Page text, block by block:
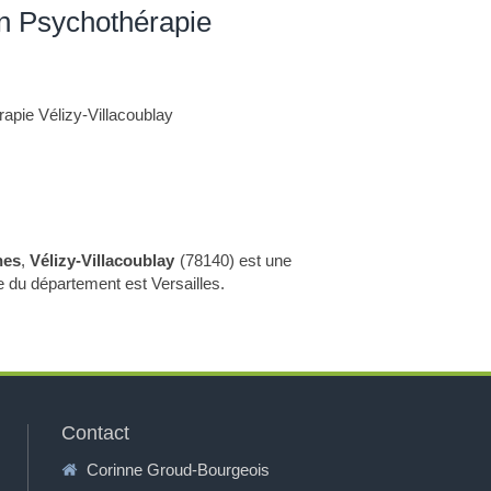
Psychothérapie
Vélizy-Villacoublay
,Vélizy-Villacoublay (78140) est une
du département est Versailles.
Contact
Corinne Groud-Bourgeois